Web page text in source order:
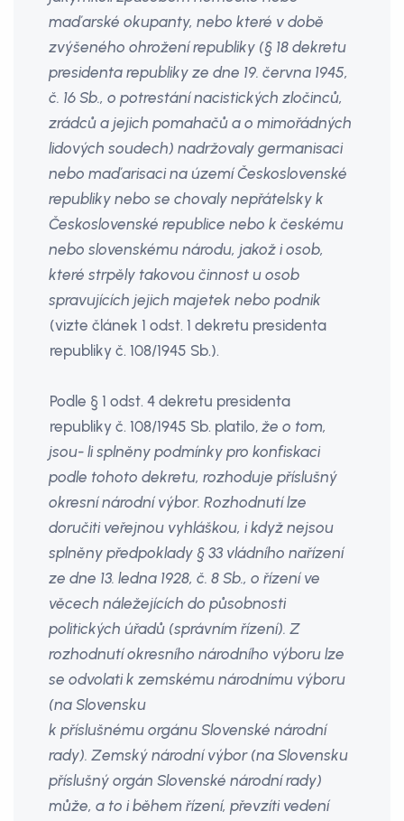
maďarské okupanty, nebo které v době
zvýšeného ohrožení republiky (§ 18 dekretu
presidenta republiky ze dne 19. června 1945,
č. 16 Sb., o potrestání nacistických zločinců,
zrádců a jejich pomahačů a o mimořádných
lidových soudech) nadržovaly germanisaci
nebo maďarisaci na území Československé
republiky nebo se chovaly nepřátelsky k
Československé republice nebo k českému
nebo slovenskému národu, jakož i osob,
které strpěly takovou činnost u osob
spravujících jejich majetek nebo podnik
(vizte článek 1 odst. 1 dekretu presidenta
republiky č. 108/1945 Sb.).
Podle § 1 odst. 4 dekretu presidenta
republiky č. 108/1945 Sb. platilo,že o tom,
jsou- li splněny podmínky pro konfiskaci
podle tohoto dekretu, rozhoduje příslušný
okresní národní výbor. Rozhodnutí lze
doručiti veřejnou vyhláškou, i když nejsou
splněny předpoklady § 33 vládního nařízení
ze dne 13. ledna 1928, č. 8 Sb., o řízení ve
věcech náležejících do působnosti
politických úřadů (správním řízení). Z
rozhodnutí okresního národního výboru lze
se odvolati k zemskému národnímu výboru
(na Slovensku
k příslušnému orgánu Slovenské národní
rady). Zemský národní výbor (na Slovensku
příslušný orgán Slovenské národní rady)
může, a to i během řízení, převzíti vedení